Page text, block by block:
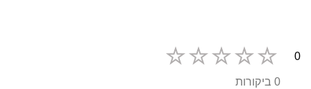
0
0 ביקורות